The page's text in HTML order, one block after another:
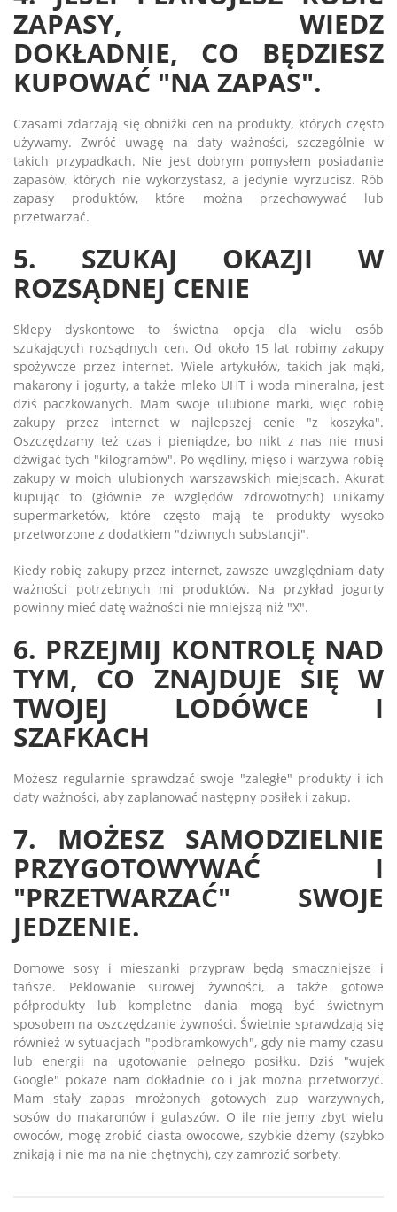
ZAPASY, WIEDZ
DOKŁADNIE, CO BĘDZIESZ
KUPOWAĆ "NA ZAPAS".
Czasami zdarzają się obniżki cen na produkty, których często
używamy. Zwróć uwagę na daty ważności, szczególnie w
takich przypadkach. Nie jest dobrym pomysłem posiadanie
zapasów, których nie wykorzystasz, a jedynie wyrzucisz. Rób
zapasy produktów, które można przechowywać lub
przetwarzać.
5. SZUKAJ OKAZJI W
ROZSĄDNEJ CENIE
Sklepy dyskontowe to świetna opcja dla wielu osób
szukających rozsądnych cen. Od około 15 lat robimy zakupy
spożywcze przez internet. Wiele artykułów, takich jak mąki,
makarony i jogurty, a także mleko UHT i woda mineralna, jest
dziś paczkowanych. Mam swoje ulubione marki, więc robię
zakupy przez internet w najlepszej cenie "z koszyka".
Oszczędzamy też czas i pieniądze, bo nikt z nas nie musi
dźwigać tych "kilogramów". Po wędliny, mięso i warzywa robię
zakupy w moich ulubionych warszawskich miejscach. Akurat
kupując to (głównie ze względów zdrowotnych) unikamy
supermarketów, które często mają te produkty wysoko
przetworzone z dodatkiem "dziwnych substancji".
Kiedy robię zakupy przez internet, zawsze uwzględniam daty
ważności potrzebnych mi produktów. Na przykład jogurty
powinny mieć datę ważności nie mniejszą niż "X".
6. PRZEJMIJ KONTROLĘ NAD
TYM, CO ZNAJDUJE SIĘ W
TWOJEJ LODÓWCE I
SZAFKACH
Możesz regularnie sprawdzać swoje "zaległe" produkty i ich
daty ważności, aby zaplanować następny posiłek i zakup.
7. MOŻESZ SAMODZIELNIE
PRZYGOTOWYWAĆ I
"PRZETWARZAĆ" SWOJE
JEDZENIE.
Domowe sosy i mieszanki przypraw będą smaczniejsze i
tańsze. Peklowanie surowej żywności, a także gotowe
półprodukty lub kompletne dania mogą być świetnym
sposobem na oszczędzanie żywności. Świetnie sprawdzają się
również w sytuacjach "podbramkowych", gdy nie mamy czasu
lub energii na ugotowanie pełnego posiłku. Dziś "wujek
Google" pokaże nam dokładnie co i jak można przetworzyć.
Mam stały zapas mrożonych gotowych zup warzywnych,
sosów do makaronów i gulaszów. O ile nie jemy zbyt wielu
owoców, mogę zrobić ciasta owocowe, szybkie dżemy (szybko
znikają i nie ma na nie chętnych), czy zamrozić sorbety.